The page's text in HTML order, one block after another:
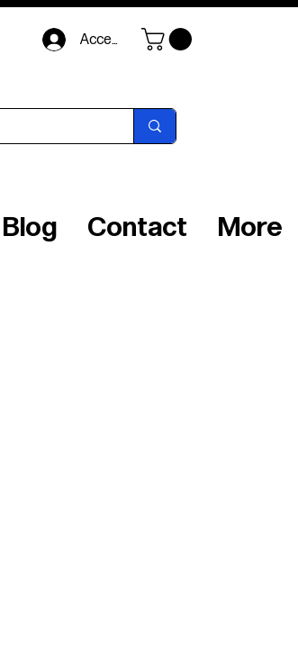
Accedi
Blog Contact More